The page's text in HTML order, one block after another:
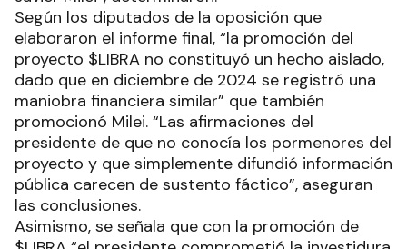
Según los diputados de la oposición que
elaboraron el informe final, “la promoción del
proyecto $LIBRA no constituyó un hecho aislado,
dado que en diciembre de 2024 se registró una
maniobra financiera similar” que también
promocionó Milei. “Las afirmaciones del
presidente de que no conocía los pormenores del
proyecto y que simplemente difundió información
pública carecen de sustento fáctico”, aseguran
las conclusiones.
Asimismo, se señala que con la promoción de